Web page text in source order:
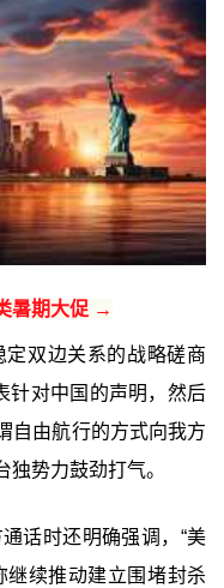
暑期大促 →
双边关系的战略磋商
针对中国的声明，然后
自由航行的方式向我方
势力鼓劲打气。
话时还明确强调，“美
继续推动建立围堵封杀